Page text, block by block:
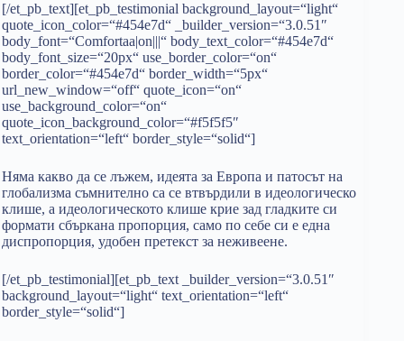
[/et_pb_text][et_pb_testimonial background_layout=“light“
quote_icon_color=“#454e7d“ _builder_version=“3.0.51″
body_font=“Comfortaa|on|||“ body_text_color=“#454e7d“
body_font_size=“20px“ use_border_color=“on“
border_color=“#454e7d“ border_width=“5px“
url_new_window=“off“ quote_icon=“on“
use_background_color=“on“
quote_icon_background_color=“#f5f5f5″
text_orientation=“left“ border_style=“solid“]
Няма какво да се лъжем, идеята за Европа и патосът на
глобализма съмнително са се втвърдили в идеологическо
клише, а идеологическото клише крие зад гладките си
формати сбъркана пропорция, само по себе си е една
диспропорция, удобен претекст за неживеене.
[/et_pb_testimonial][et_pb_text _builder_version=“3.0.51″
background_layout=“light“ text_orientation=“left“
border_style=“solid“]